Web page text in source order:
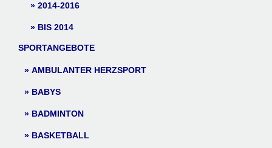
2014-2016
BIS 2014
SPORTANGEBOTE
AMBULANTER HERZSPORT
BABYS
BADMINTON
BASKETBALL